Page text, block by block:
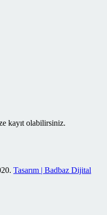
kayıt olabilirsiniz.
Tasarım | Badbaz Dijital